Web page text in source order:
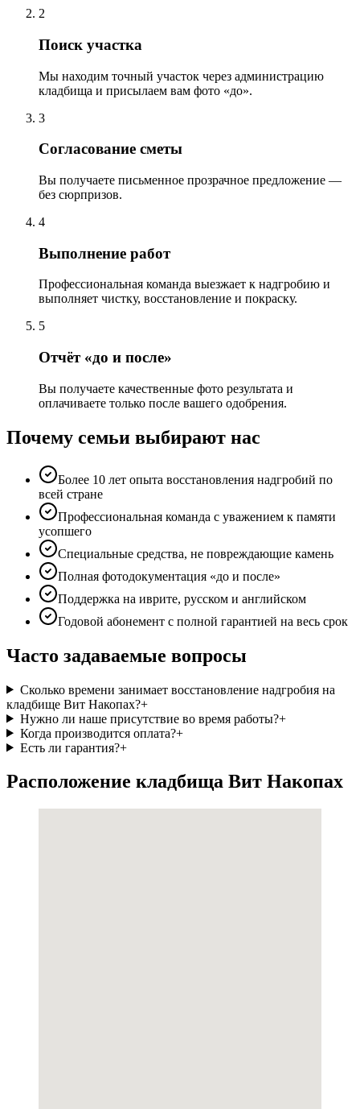
2
Поиск участка
Мы находим точный участок через администрацию
кладбища и присылаем вам фото «до».
3
Согласование сметы
Вы получаете письменное прозрачное предложение —
без сюрпризов.
4
Выполнение работ
Профессиональная команда выезжает к надгробию и
выполняет чистку, восстановление и покраску.
5
Отчёт «до и после»
Вы получаете качественные фото результата и
оплачиваете только после вашего одобрения.
Почему семьи выбирают нас
Более 10 лет опыта восстановления надгробий по
всей стране
Профессиональная команда с уважением к памяти
усопшего
Специальные средства, не повреждающие камень
Полная фотодокументация «до и после»
Поддержка на иврите, русском и английском
Годовой абонемент с полной гарантией на весь срок
Часто задаваемые вопросы
Сколько времени занимает восстановление надгробия на
кладбище Вит Накопах?+
Нужно ли наше присутствие во время работы?+
Когда производится оплата?+
Есть ли гарантия?+
Расположение кладбища Вит Накопах